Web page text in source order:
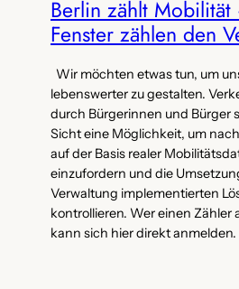
Berlin zählt
Fenster zählen den
Wir möchten etwas tun, um
lebenswerter zu gestalten.
durch Bürgerinnen und Bürger
Sicht eine Möglichkeit, um
auf der Basis realer
einzufordern und die
Verwaltung implementierten
kontrollieren. Wer einen Zähler
kann sich hier direkt anmelden.